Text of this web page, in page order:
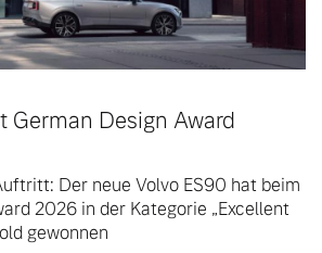
German Design Award
Der neue Volvo ES90 hat beim
2026 in der Kategorie „Excellent
gewonnen